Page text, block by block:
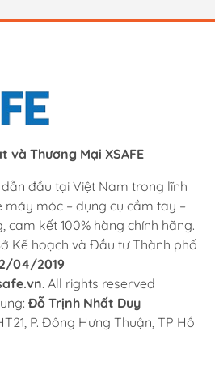
và Thương Mại XSAFE
đầu tại Việt Nam trong lĩnh
máy móc – dụng cụ cầm tay –
kết 100% hàng chính hãng.
Kế hoạch và Đầu tư Thành phố
04/2019
. All rights reserved
Đỗ Trịnh Nhất Duy
P. Đông Hưng Thuận, TP Hồ